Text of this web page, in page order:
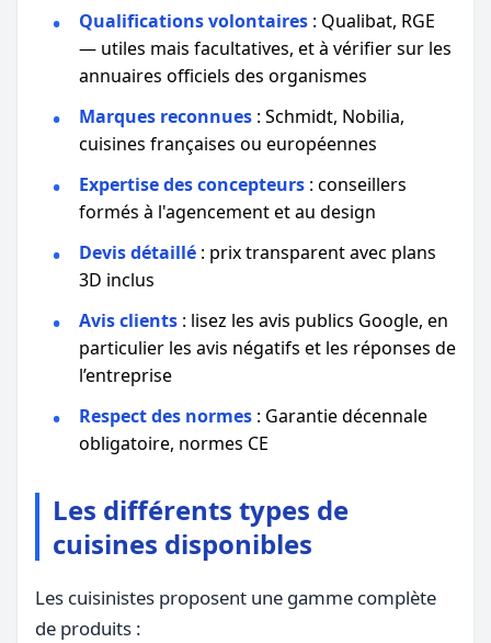
Qualifications volontaires : Qualibat, RGE
— utiles mais facultatives, et à vérifier sur les
annuaires officiels des organismes
Marques reconnues : Schmidt, Nobilia,
cuisines françaises ou européennes
Expertise des concepteurs : conseillers
formés à l'agencement et au design
Devis détaillé : prix transparent avec plans
3D inclus
Avis clients : lisez les avis publics Google, en
particulier les avis négatifs et les réponses de
l’entreprise
Respect des normes : Garantie décennale
obligatoire, normes CE
Les différents types de
cuisines disponibles
Les cuisinistes proposent une gamme complète
de produits :